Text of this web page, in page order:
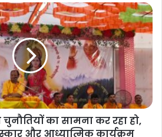
का सामना कर रहा हो,
और आध्यात्मिक कार्यक्रम